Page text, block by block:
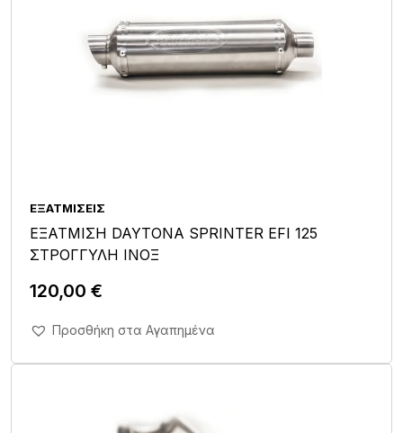
ΕΞΑΤΜΊΣΕΙΣ
ΕΞΑΤΜΙΣΗ DAYTONA SPRINTER EFI 125
ΣΤΡΟΓΓΥΛΗ ΙΝΟΞ
120,00 €
Άμεση Αγορά Σε 1'
Προσθήκη στα Αγαπημένα